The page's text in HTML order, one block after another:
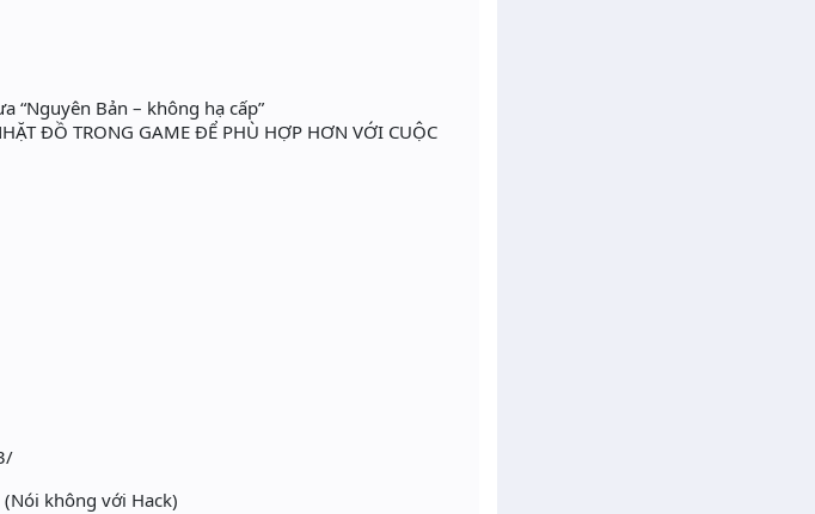
“Nguyên Bản – không hạ cấp”
ĐỒ TRONG GAME ĐỂ PHÙ HỢP HƠN VỚI CUỘC
không với Hack)